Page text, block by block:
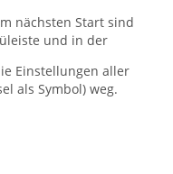
nächsten Start sind
und in der
Einstellungen aller
als Symbol) weg.